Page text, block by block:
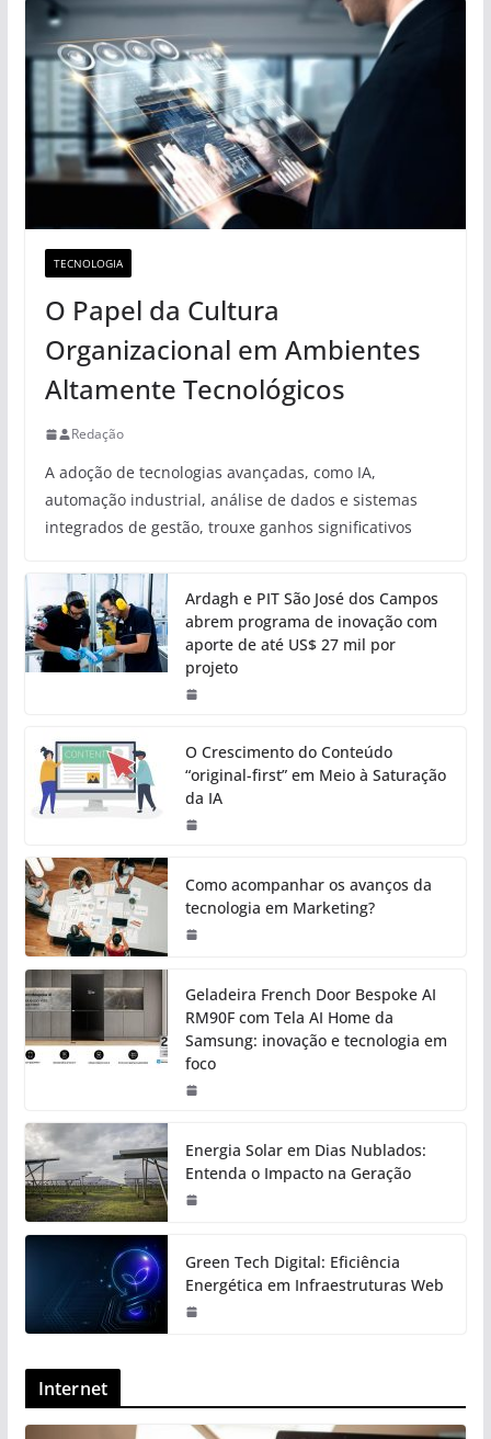
TECNOLOGIA
O Papel da Cultura
Organizacional em Ambientes
Altamente Tecnológicos
Redação
A adoção de tecnologias avançadas, como IA,
automação industrial, análise de dados e sistemas
integrados de gestão, trouxe ganhos significativos
Ardagh e PIT São José dos Campos
abrem programa de inovação com
aporte de até US$ 27 mil por
projeto
O Crescimento do Conteúdo
“original-first” em Meio à Saturação
da IA
Como acompanhar os avanços da
tecnologia em Marketing?
Geladeira French Door Bespoke AI
RM90F com Tela AI Home da
Samsung: inovação e tecnologia em
foco
Energia Solar em Dias Nublados:
Entenda o Impacto na Geração
Green Tech Digital: Eficiência
Energética em Infraestruturas Web
Internet